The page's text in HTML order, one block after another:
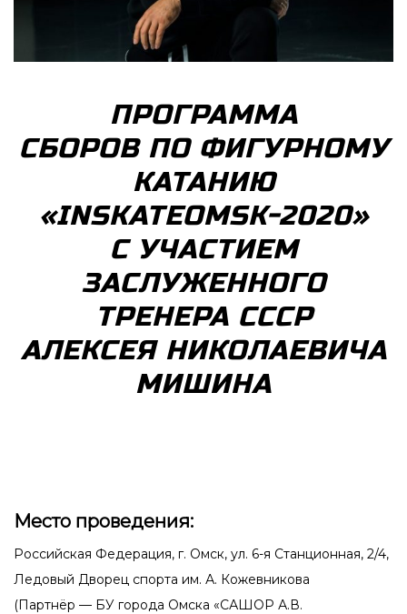
ПРОГРАММА
СБОРОВ ПО ФИГУРНОМУ
КАТАНИЮ
«INSKATEOMSK-2020»
С УЧАСТИЕМ
ЗАСЛУЖЕННОГО
ТРЕНЕРА СССР
АЛЕКСЕЯ НИКОЛАЕВИЧА
МИШИНА
Место проведения:
Российская Федерация, г. Омск, ул. 6-я Станционная, 2/4,
Ледовый Дворец спорта им. А. Кожевникова
(Партнёр — БУ города Омска «САШОР А.В.